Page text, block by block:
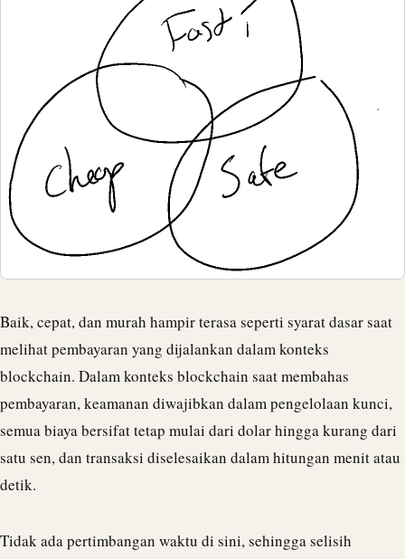
Baik, cepat, dan murah hampir terasa seperti syarat dasar saat
melihat pembayaran yang dijalankan dalam konteks
blockchain. Dalam konteks blockchain saat membahas
pembayaran, keamanan diwajibkan dalam pengelolaan kunci,
semua biaya bersifat tetap mulai dari dolar hingga kurang dari
satu sen, dan transaksi diselesaikan dalam hitungan menit atau
detik.
Tidak ada pertimbangan waktu di sini, sehingga selisih